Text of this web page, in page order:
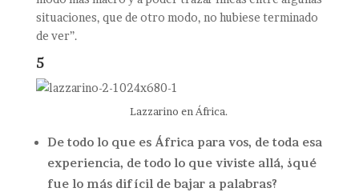
situaciones, que de otro modo, no hubiese terminado
de ver”.
5
Lazzarino en África.
De todo lo que es África para vos, de toda esa
experiencia, de todo lo que viviste allá, ¿qué
fue lo más difícil de bajar a palabras?